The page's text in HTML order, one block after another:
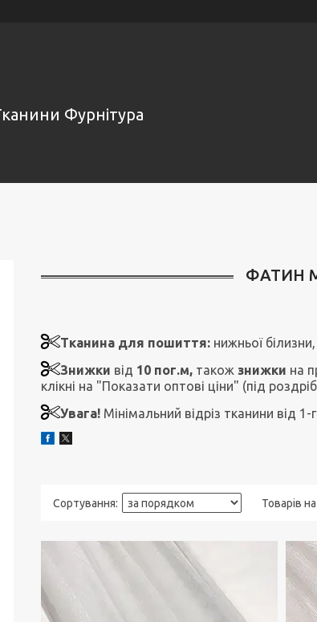
Фурнітура
ФАТИН
Тканина для пошиття: нижньої
Знижки від 10 пог.м, також знижки на
клікні на "Показати оптові ціни" (під
Увага! Мінімальний відріз тканини від